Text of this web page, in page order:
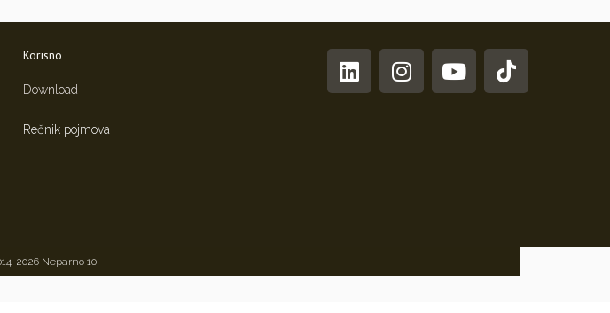
Korisno
Download
Rečnik pojmova
2026 Neparno 10